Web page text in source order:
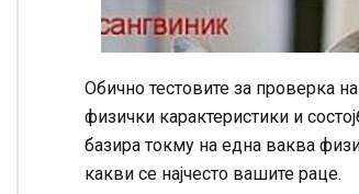
Обично тестовите за проверка
физички карактеристики и
базира токму на една ваква
какви се најчесто вашите раце.